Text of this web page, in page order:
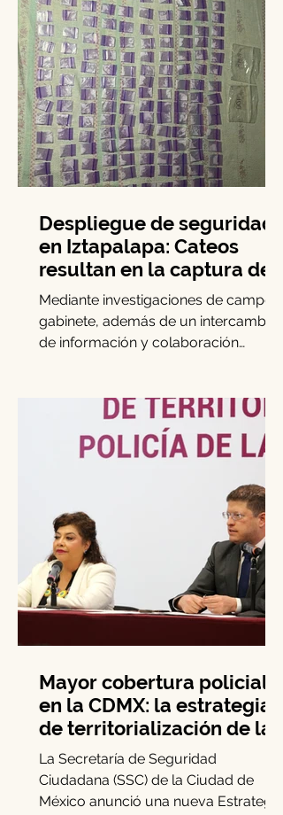
Despliegue de seguridad
en Iztapalapa: Cateos
resultan en la captura de
cinco personas y el
Mediante investigaciones de campo y
interinstitucional, elementos de la...
Mayor cobertura policial
en la CDMX: la estrategia
de territorialización de la
SSC
La Secretaría de Seguridad